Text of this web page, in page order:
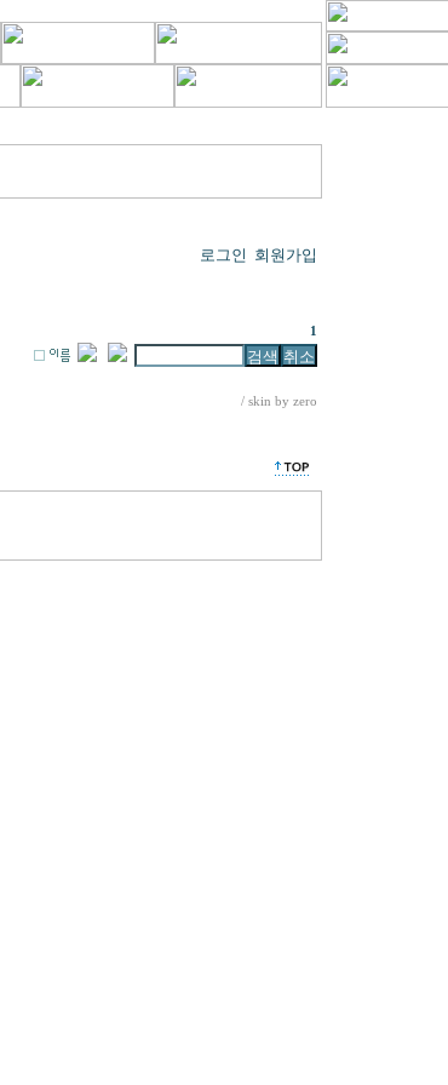
로그인 회원가입
1
/ skin by zero